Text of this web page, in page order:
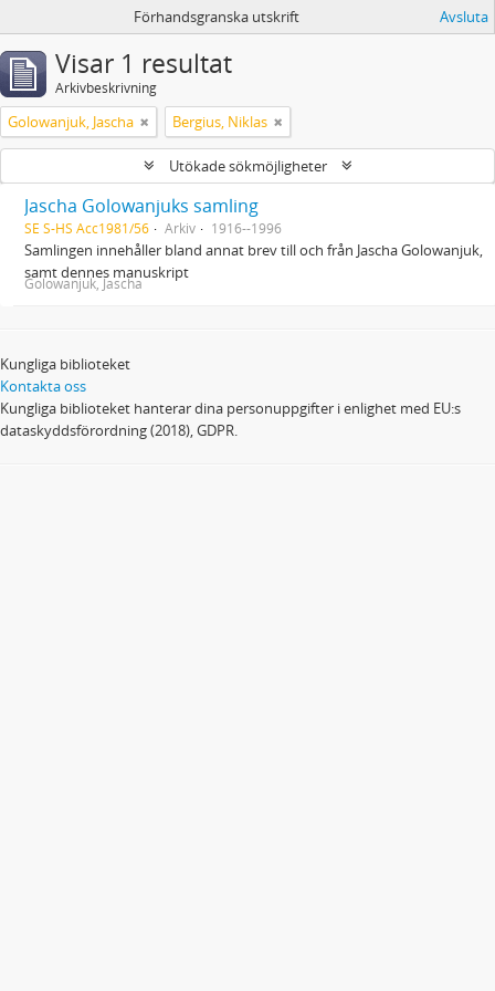
Förhandsgranska utskrift Avsluta
Visar 1 resultat
Arkivbeskrivning
Golowanjuk, Jascha Bergius, Niklas
Utökade sökmöjligheter
Jascha Golowanjuks samling
SE S-HS Acc1981/56 Arkiv 1916--1996
Samlingen innehåller bland annat brev till och från Jascha Golowanjuk,
samt dennes manuskript
Golowanjuk, Jascha
Kungliga biblioteket
Kontakta oss
Kungliga biblioteket hanterar dina personuppgifter i enlighet med EU:s
dataskyddsförordning (2018), GDPR.